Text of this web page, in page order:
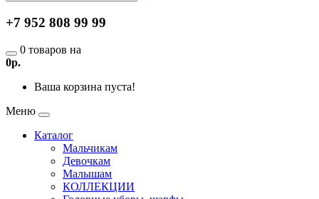
+7 952 808 99 99
0 товаров на
0р.
Ваша корзина пуста!
Меню
Каталог
Мальчикам
Девочкам
Малышам
КОЛЛЕКЦИИ